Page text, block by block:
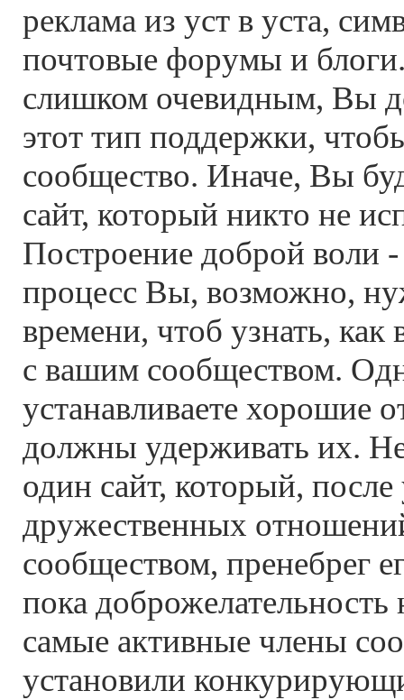
реклама из уст в уста,
почтовые форумы и
слишком очевидным, Вы
этот тип поддержки,
сообщество. Иначе, Вы
сайт, который никто не
Построение доброй воли
процесс Вы, возможно,
времени, чтоб узнать, как
с вашим сообществом.
устанавливаете хорошие
должны удерживать их.
один сайт, который, после
дружественных
сообществом, пренебрег
пока
самые активные члены
установили